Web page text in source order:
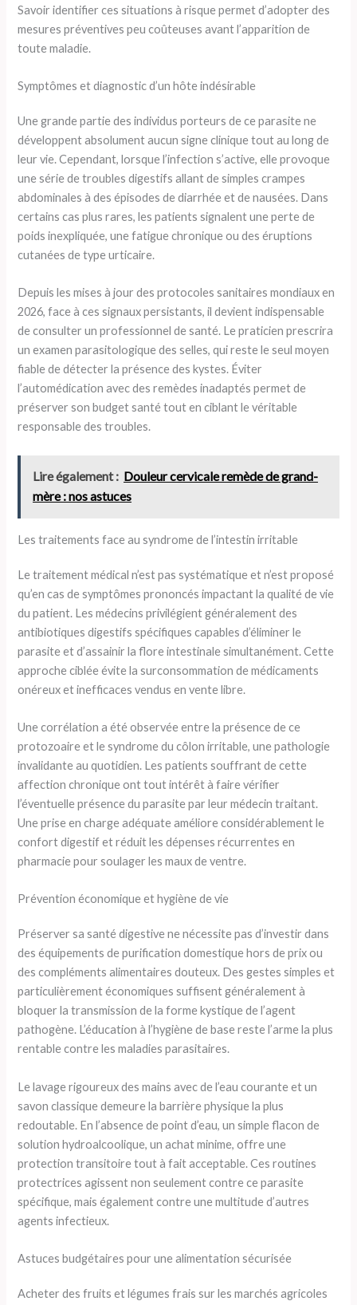
Savoir identifier ces situations à risque permet d’adopter des
mesures préventives peu coûteuses avant l’apparition de
toute maladie.
Symptômes et diagnostic d’un hôte indésirable
Une grande partie des individus porteurs de ce parasite ne
développent absolument aucun signe clinique tout au long de
leur vie. Cependant, lorsque l’infection s’active, elle provoque
une série de troubles digestifs allant de simples crampes
abdominales à des épisodes de diarrhée et de nausées. Dans
certains cas plus rares, les patients signalent une perte de
poids inexpliquée, une fatigue chronique ou des éruptions
cutanées de type urticaire.
Depuis les mises à jour des protocoles sanitaires mondiaux en
2026, face à ces signaux persistants, il devient indispensable
de consulter un professionnel de santé. Le praticien prescrira
un examen parasitologique des selles, qui reste le seul moyen
fiable de détecter la présence des kystes. Éviter
l’automédication avec des remèdes inadaptés permet de
préserver son budget santé tout en ciblant le véritable
responsable des troubles.
Lire également : Douleur cervicale remède de grand-
mère : nos astuces
Les traitements face au syndrome de l’intestin irritable
Le traitement médical n’est pas systématique et n’est proposé
qu’en cas de symptômes prononcés impactant la qualité de vie
du patient. Les médecins privilégient généralement des
antibiotiques digestifs spécifiques capables d’éliminer le
parasite et d’assainir la flore intestinale simultanément. Cette
approche ciblée évite la surconsommation de médicaments
onéreux et inefficaces vendus en vente libre.
Une corrélation a été observée entre la présence de ce
protozoaire et le syndrome du côlon irritable, une pathologie
invalidante au quotidien. Les patients souffrant de cette
affection chronique ont tout intérêt à faire vérifier
l’éventuelle présence du parasite par leur médecin traitant.
Une prise en charge adéquate améliore considérablement le
confort digestif et réduit les dépenses récurrentes en
pharmacie pour soulager les maux de ventre.
Prévention économique et hygiène de vie
Préserver sa santé digestive ne nécessite pas d’investir dans
des équipements de purification domestique hors de prix ou
des compléments alimentaires douteux. Des gestes simples et
particulièrement économiques suffisent généralement à
bloquer la transmission de la forme kystique de l’agent
pathogène. L’éducation à l’hygiène de base reste l’arme la plus
rentable contre les maladies parasitaires.
Le lavage rigoureux des mains avec de l’eau courante et un
savon classique demeure la barrière physique la plus
redoutable. En l’absence de point d’eau, un simple flacon de
solution hydroalcoolique, un achat minime, offre une
protection transitoire tout à fait acceptable. Ces routines
protectrices agissent non seulement contre ce parasite
spécifique, mais également contre une multitude d’autres
agents infectieux.
Astuces budgétaires pour une alimentation sécurisée
Acheter des fruits et légumes frais sur les marchés agricoles